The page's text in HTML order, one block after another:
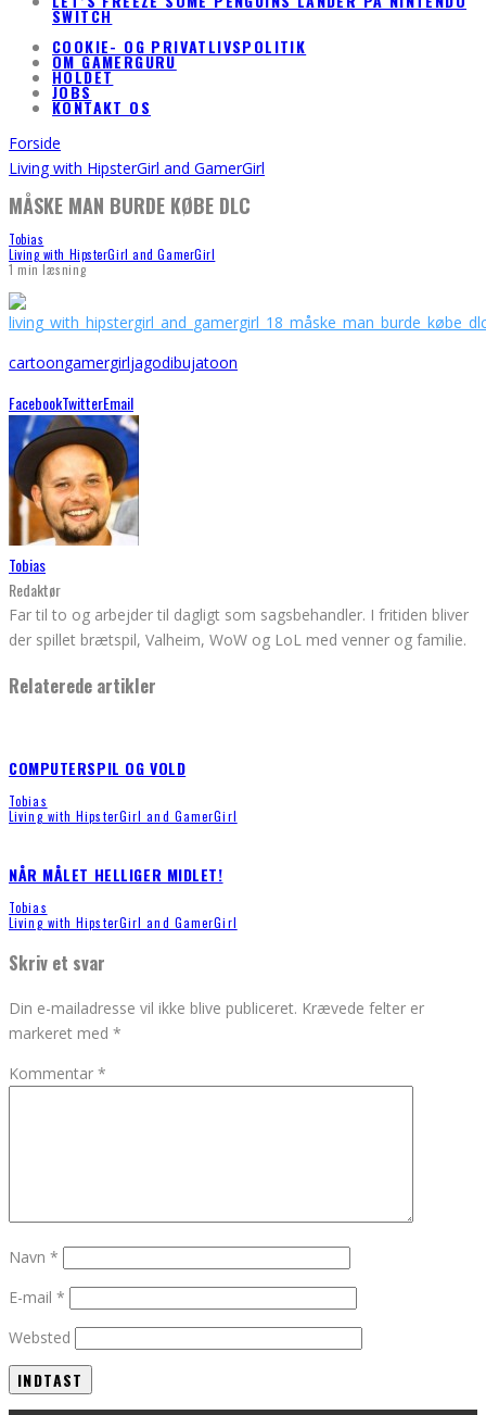
SWITCH
COOKIE- OG PRIVATLIVSPOLITIK
OM GAMERGURU
HOLDET
JOBS
KONTAKT OS
Forside
Living with HipsterGirl and GamerGirl
MÅSKE MAN BURDE KØBE DLC
Tobias
Living with HipsterGirl and GamerGirl
1 min læsning
cartoongamergirljagodibujatoon
FacebookTwitterEmail
Tobias
Redaktør
Far til to og arbejder til dagligt som sagsbehandler. I fritiden bliver
der spillet brætspil, Valheim, WoW og LoL med venner og familie.
Relaterede artikler
COMPUTERSPIL OG VOLD
Tobias
Living with HipsterGirl and GamerGirl
NÅR MÅLET HELLIGER MIDLET!
Tobias
Living with HipsterGirl and GamerGirl
Skriv et svar
Din e-mailadresse vil ikke blive publiceret. Krævede felter er
markeret med *
Kommentar *
Navn *
E-mail *
Websted